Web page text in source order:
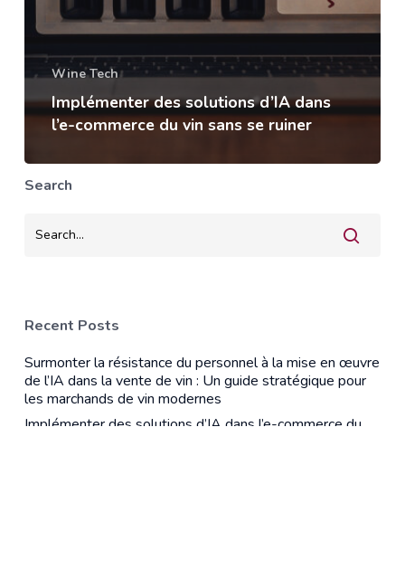
Wine Tech
Implémenter des solutions d’IA dans
l’e-commerce du vin sans se ruiner
Search
Recent Posts
Surmonter la résistance du personnel à la mise en œuvre
de l’IA dans la vente de vin : Un guide stratégique pour
les marchands de vin modernes
Implémenter des solutions d’IA dans l’e-commerce du